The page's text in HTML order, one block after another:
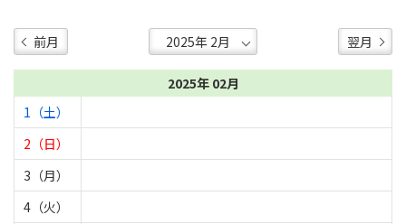
前月 翌月
2025年 02月
1（土）
2（日）
3（月）
4（火）